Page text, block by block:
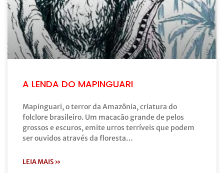
A LENDA DO MAPINGUARI
Mapinguari, o terror da Amazônia, criatura do
folclore brasileiro. Um macacão grande de pelos
grossos e escuros, emite urros terríveis que podem
ser ouvidos através da floresta…
LEIA MAIS »